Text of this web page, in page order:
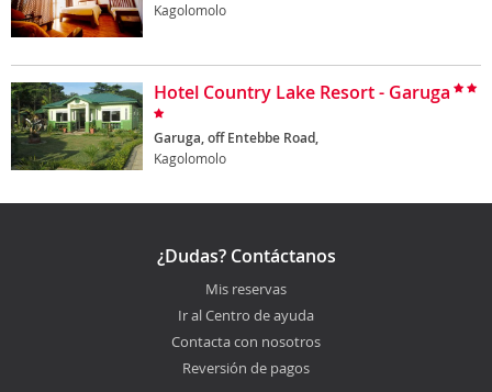
Kagolomolo
Hotel Country Lake Resort - Garuga
Garuga, off Entebbe Road,
Kagolomolo
¿Dudas? Contáctanos
Mis reservas
Ir al Centro de ayuda
Contacta con nosotros
Reversión de pagos